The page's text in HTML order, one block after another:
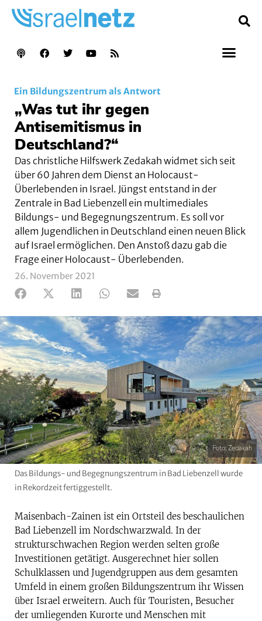
Ein Bildungszentrum als Antwort
„Was tut ihr gegen
Antisemitismus in
Deutschland?“
Das christliche Hilfswerk Zedakah widmet sich seit
über 60 Jahren dem Dienst an Holocaust-
Überlebenden in Israel. Jüngst entstand in der
Zentrale in Bad Liebenzell ein multimediales
Bildungs- und Begegnungszentrum. Es soll vor
allem Jugendlichen in Deutschland einen neuen Blick
auf Israel ermöglichen. Den Anstoß dazu gab die
Frage einer Holocaust- Überlebenden.
26. November 2021
Foto: Zedakah
Das Bildungs- und Begegnungszentrum in Bad Liebenzell wurde
in Rekordzeit fertiggestellt.
Maisenbach-Zainen ist ein Ortsteil des beschaulichen
Bad Liebenzell im Nordschwarzwald. In der
strukturschwachen Region werden selten große
Investitionen getätigt. Ausgerechnet hier sollen
Schulklassen und Jugendgruppen aus dem gesamten
Umfeld in einem großen Bildungszentrum ihr Wissen
über Israel erweitern. Auch für Touristen, Besucher
der umliegenden Kurorte und Menschen mit